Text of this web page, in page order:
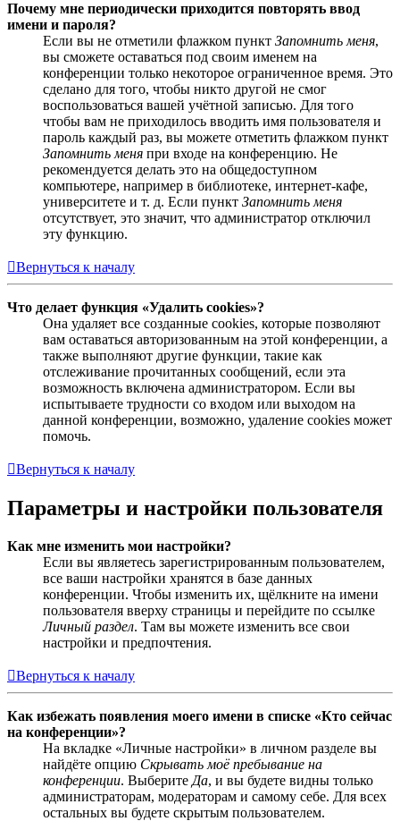
Почему мне периодически приходится повторять ввод
имени и пароля?
Если вы не отметили флажком пункт Запомнить меня,
вы сможете оставаться под своим именем на
конференции только некоторое ограниченное время. Это
сделано для того, чтобы никто другой не смог
воспользоваться вашей учётной записью. Для того
чтобы вам не приходилось вводить имя пользователя и
пароль каждый раз, вы можете отметить флажком пункт
Запомнить меня при входе на конференцию. Не
рекомендуется делать это на общедоступном
компьютере, например в библиотеке, интернет-кафе,
университете и т. д. Если пункт Запомнить меня
отсутствует, это значит, что администратор отключил
эту функцию.
Вернуться к началу
Что делает функция «Удалить cookies»?
Она удаляет все созданные cookies, которые позволяют
вам оставаться авторизованным на этой конференции, а
также выполняют другие функции, такие как
отслеживание прочитанных сообщений, если эта
возможность включена администратором. Если вы
испытываете трудности со входом или выходом на
данной конференции, возможно, удаление cookies может
помочь.
Вернуться к началу
Параметры и настройки пользователя
Как мне изменить мои настройки?
Если вы являетесь зарегистрированным пользователем,
все ваши настройки хранятся в базе данных
конференции. Чтобы изменить их, щёлкните на имени
пользователя вверху страницы и перейдите по ссылке
Личный раздел. Там вы можете изменить все свои
настройки и предпочтения.
Вернуться к началу
Как избежать появления моего имени в списке «Кто сейчас
на конференции»?
На вкладке «Личные настройки» в личном разделе вы
найдёте опцию Скрывать моё пребывание на
конференции. Выберите Да, и вы будете видны только
администраторам, модераторам и самому себе. Для всех
остальных вы будете скрытым пользователем.